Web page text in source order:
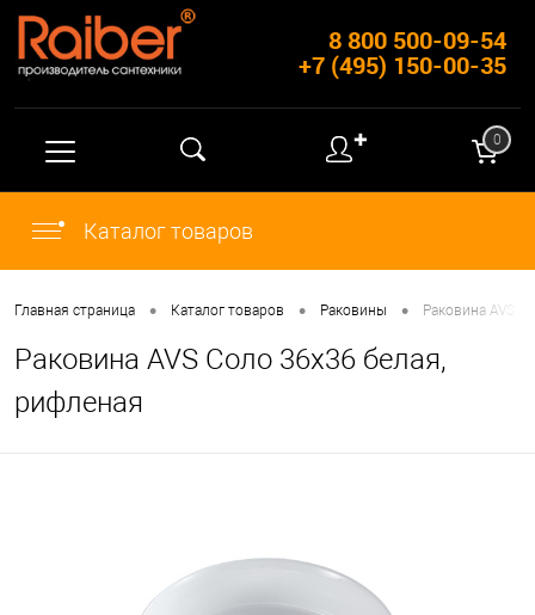
8 800 500-09-54
+7 (495) 150-00-35
✚ 0
Каталог товаров
Главная страница • Каталог товаров • Раковины • Раковина AVS
Раковина AVS Соло 36x36 белая,
рифленая